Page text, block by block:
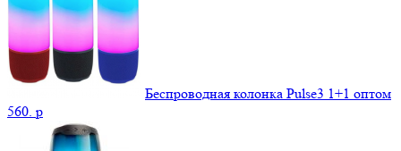
Беспроводная колонка Pulse3 1+1 оптом
560. p